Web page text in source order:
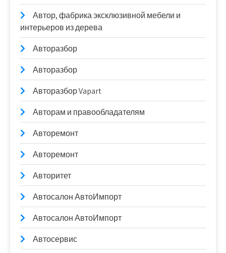
Автор, фабрика эксклюзивной мебели и
интерьеров из дерева
Авторазбор
Авторазбор
Авторазбор Vapart
Авторам и правообладателям
Авторемонт
Авторемонт
Авторитет
Автосалон АвтоИмпорт
Автосалон АвтоИмпорт
Автосервис